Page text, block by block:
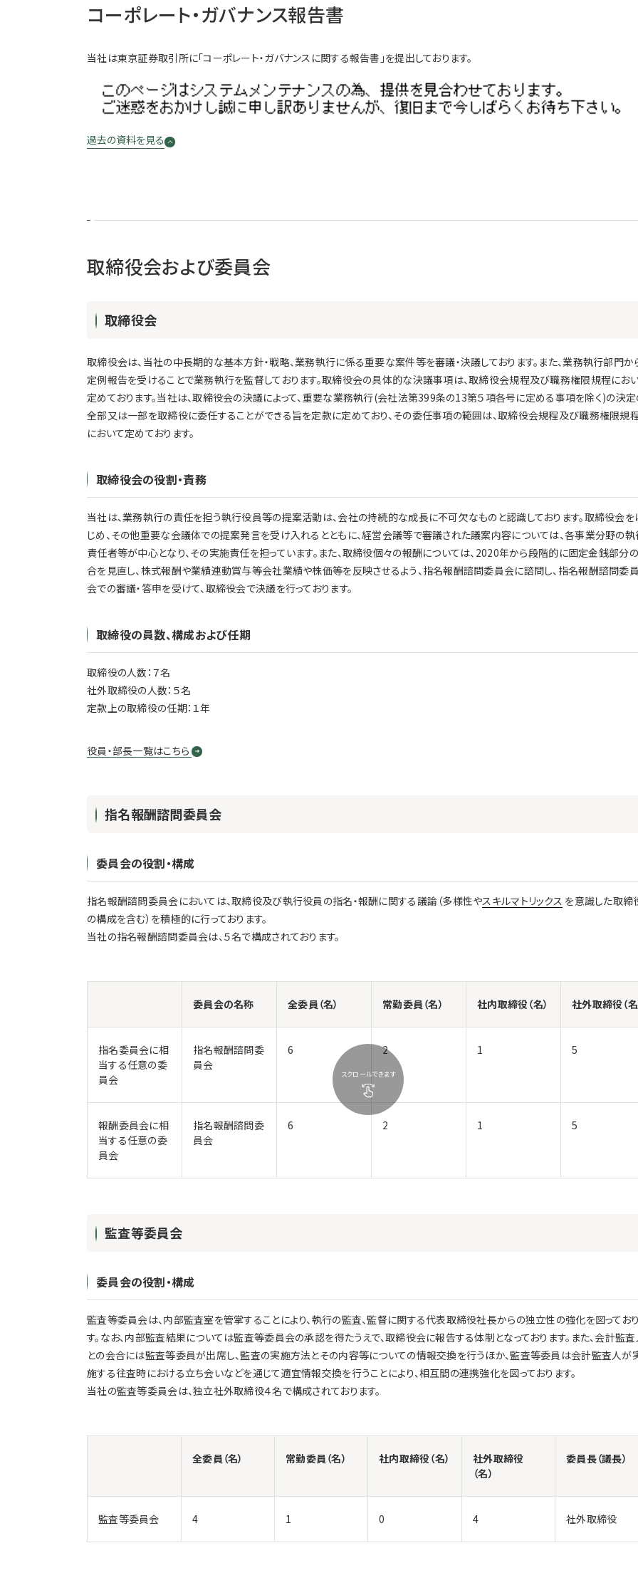
コーポレート・ガバナンス報告書
当社は東京証券取引所に「コーポレート・ガバナンスに関する報告書」を提出しております。
過去の資料を見る
取締役会および委員会
取締役会
取締役会は、当社の中長期的な基本方針・戦略、業務執行に係る重要な案件等を審議・決議しております。また、業務執行部門か
定例報告を受けることで業務執行を監督しております。取締役会の具体的な決議事項は、取締役会規程及び職務権限規程にお
定めております。当社は、取締役会の決議によって、重要な業務執行(会社法第399条の13第５項各号に定める事項を除く)の決
全部又は一部を取締役に委任することができる旨を定款に定めており、その委任事項の範囲は、取締役会規程及び職務権限規
において定めております。
取締役会の役割・責務
当社は、業務執行の責任を担う執行役員等の提案活動は、会社の持続的な成長に不可欠なものと認識しております。取締役会を
じめ、その他重要な会議体での提案発言を受け入れるとともに、経営会議等で審議された議案内容については、各事業分野の
責任者等が中心となり、その実施責任を担っています。また、取締役個々の報酬については、2020年から段階的に固定金銭部分
合を見直し、株式報酬や業績連動賞与等会社業績や株価等を反映させるよう、指名報酬諮問委員会に諮問し、指名報酬諮問委
会での審議・答申を受けて、取締役会で決議を行っております。
取締役の員数、構成および任期
取締役の人数：７名
社外取締役の人数：５名
定款上の取締役の任期：１年
役員・部長一覧はこちら
指名報酬諮問委員会
委員会の役割・構成
指名報酬諮問委員会においては、取締役及び執行役員の指名・報酬に関する議論（多様性やスキルマトリックス を意識した取締
の構成を含む）を積極的に行っております。
当社の指名報酬諮問委員会は、５名で構成されております。
委員会の名称 全委員（名） 常勤委員（名） 社内取締役（名） 社外取締役（名
指名委員会に相
当する任意の委
員会
指名報酬諮問委
員会
6 2 1 5
報酬委員会に相
当する任意の委
員会
指名報酬諮問委
員会
6 2 1 5
スクロールできます
監査等委員会
委員会の役割・構成
監査等委員会は、内部監査室を管掌することにより、執行の監査、監督に関する代表取締役社長からの独立性の強化を図ってお
す。なお、内部監査結果については監査等委員会の承認を得たうえで、取締役会に報告する体制となっております。また、会計監
との会合には監査等委員が出席し、監査の実施方法とその内容等についての情報交換を行うほか、監査等委員は会計監査人が
施する往査時における立ち会いなどを通じて適宜情報交換を行うことにより、相互間の連携強化を図っております。
当社の監査等委員会は、独立社外取締役４名で構成されております。
全委員（名） 常勤委員（名） 社内取締役（名）
社外取締役
（名）
委員長（議長）
監査等委員会 4 1 0 4 社外取締役